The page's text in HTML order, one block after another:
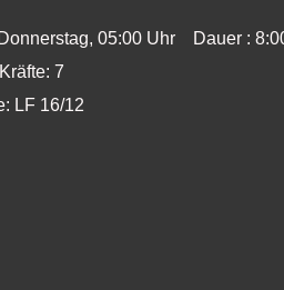
05:00 Uhr Dauer :
7
LF 16/12